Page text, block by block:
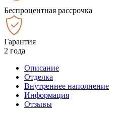
Беспроцентная рассрочка
Гарантия
2 года
Описание
Отделка
Внутреннее наполнение
Информация
Отзывы